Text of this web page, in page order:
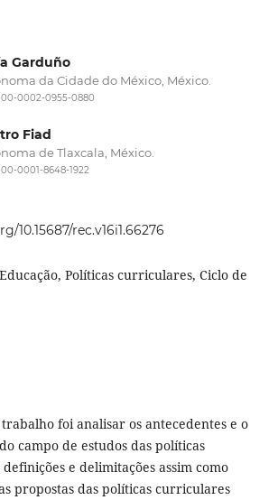
Garduño
da Cidade do México, México.
0002-0955-0880
Fiad
de Tlaxcala, México.
0001-8648-1922
10.15687/rec.v16i1.66276
Educação, Políticas curriculares, Ciclo de
foi analisar os antecedentes e o
campo de estudos das políticas
e delimitações assim como
propostas das políticas curriculares